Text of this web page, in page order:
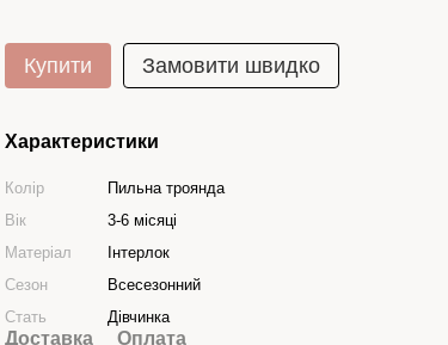
Купити Замовити швидко
Характеристики
Колір
Пильна троянда
Вік
3-6 місяці
Матеріал
Інтерлок
Сезон
Всесезонний
Стать
Дівчинка
Доставка Оплата